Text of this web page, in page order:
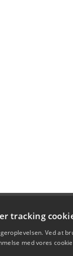
tracking
Ved at
med vores